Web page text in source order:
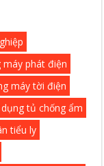
máy phát điện
máy tời điện
tủ chống ẩm
tiểu ly